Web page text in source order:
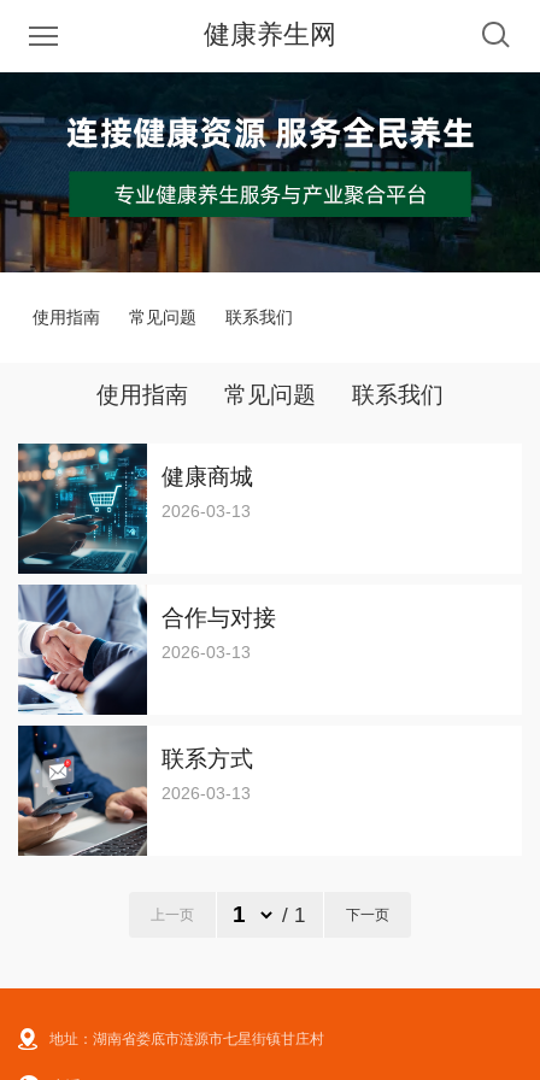
健康养生网
使用指南 常见问题 联系我们
使用指南 常见问题 联系我们
健康商城
2026-03-13
合作与对接
2026-03-13
联系方式
2026-03-13
上一页 / 1 下一页
地址：湖南省娄底市涟源市七星街镇甘庄村